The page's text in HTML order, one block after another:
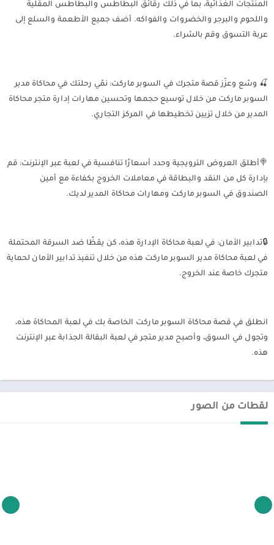
المنتجات الغذائية، بما في ذلك رقائق البطاطس والبطاطس المقلية
واللحوم والبرجر والخضروات والفواكه. أضف جميع الأطعمة والسلع إلى
عربة التسوق وقم بالشراء.
🍒 وسّع وعزّز قصة متجرك في السوبر ماركت: نمّي رحلتك في محاكاة مدير
السوبر ماركت من خلال توسيع حجمها وتحسين مهارات إدارة متجر محاكاة
المدير من خلال تزيين تخطيطها في المركز التجاري.
🍭أطلق العروض الترويجية وحدد أسعارًا تنافسية في لعبة عبر الإنترنت: قم
بإدارة كل من النقد والبطاقة في معاملات الخروج بكفاءة مع أمين
الصندوق في السوبر ماركت ومهارات محاكاة المدير لديك.
🔒تدابير الأمان: في لعبة محاكاة الإدارة هذه، كن يقظًا ضد السرقة المحتملة
في لعبة محاكاة مدير السوبر ماركت هذه من خلال تنفيذ تدابير الأمان لحماية
متجرك خاصة عند الخروج.
انطلق في قصة محاكاة السوبر ماركت الخاصة بك في لعبة المحاكاة هذه،
وتجول في السوق، وأصبح مدير متجر في لعبة البقالة الجذابة عبر الإنترنت
هذه.
لقطات من الصور